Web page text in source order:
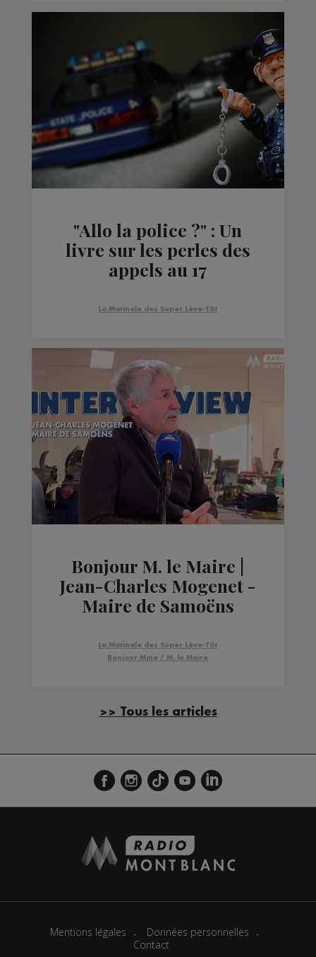
"Allo la police ?" : Un
livre sur les perles des
appels au 17
La Matinale des Super Lève-Tôt
Bonjour M. le Maire |
Jean-Charles Mogenet -
Maire de Samoëns
La Matinale des Super Lève-Tôt
Bonjour Mme / M. le Maire
>> Tous les articles
Mentions légales
Données personnelles
Contact